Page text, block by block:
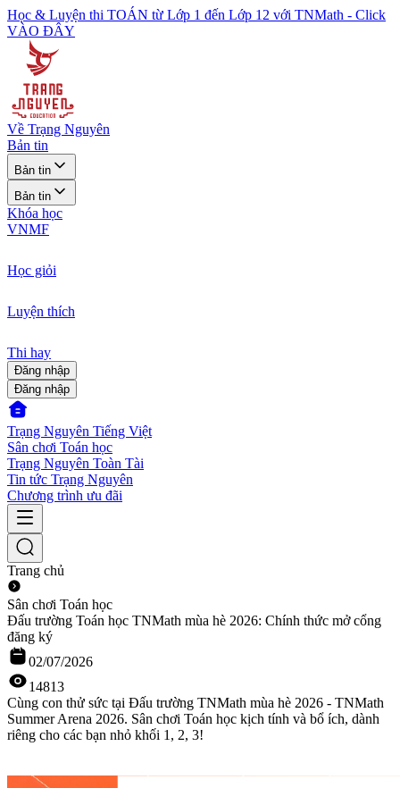
Học & Luyện thi TOÁN từ Lớp 1 đến Lớp 12 với TNMath - Click
VÀO ĐÂY
Về Trạng Nguyên
Bản tin
Bản tin
Bản tin
Khóa học
VNMF
Học giỏi
Luyện thích
Thi hay
Đăng nhập
Đăng nhập
Trạng Nguyên Tiếng Việt
Sân chơi Toán học
Trạng Nguyên Toàn Tài
Tin tức Trạng Nguyên
Chương trình ưu đãi
Trang chủ
Sân chơi Toán học
Đấu trường Toán học TNMath mùa hè 2026: Chính thức mở cổng
đăng ký
02/07/2026
14813
Cùng con thử sức tại Đấu trường TNMath mùa hè 2026 - TNMath
Summer Arena 2026. Sân chơi Toán học kịch tính và bổ ích, dành
riêng cho các bạn nhỏ khối 1, 2, 3!